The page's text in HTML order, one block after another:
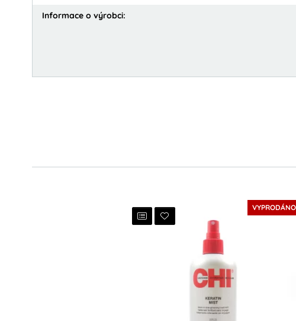
Informace o výrobci:
VYPRODÁNO